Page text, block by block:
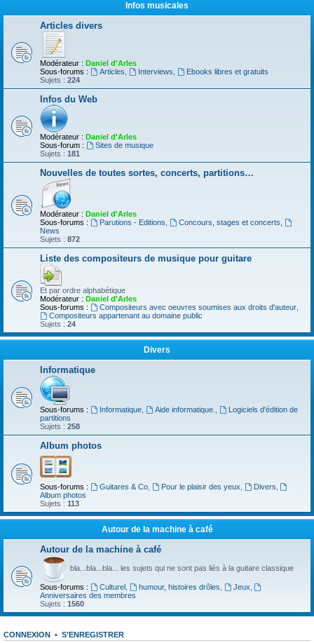
Infos musicales
Articles divers
Modérateur : Daniel d'Arles
Sous-forums :
Articles Interviews
Ebooks libres et gratuits
Sujets : 224
Infos du Web
Modérateur : Daniel d'Arles
Sous-forum :
Sites de musique
Sujets : 181
Nouvelles de toutes sortes, concerts, partitions…
Modérateur : Daniel d'Arles
Sous-forums :
Parutions - Editions Concours, stages et concerts
News
Sujets : 872
Liste des compositeurs de musique pour guitare
Et par ordre alphabétique
Modérateur : Daniel d'Arles
Sous-forums :
Compositeurs avec oeuvres soumises aux droits d'auteur,
Compositeurs appartenant au domaine public
Sujets : 24
Divers
Informatique
Sous-forums : Informatique, Aide informatique.
Logiciels d'édition de
partitions
Sujets : 258
Album photos
Sous-forums : Guitares & Co, Pour le plaisir des yeux Divers
Album photos
Sujets : 113
Autour de la machine à café
Autour de la machine à café
bla...bla...bla... les sujets qui ne sont pas liés à la guitare classique
Sous-forums : Culturel, humour, histoires drôles Jeux
Anniversaires des membres
Sujets : 1560
CONNEXION • S’ENREGISTRER